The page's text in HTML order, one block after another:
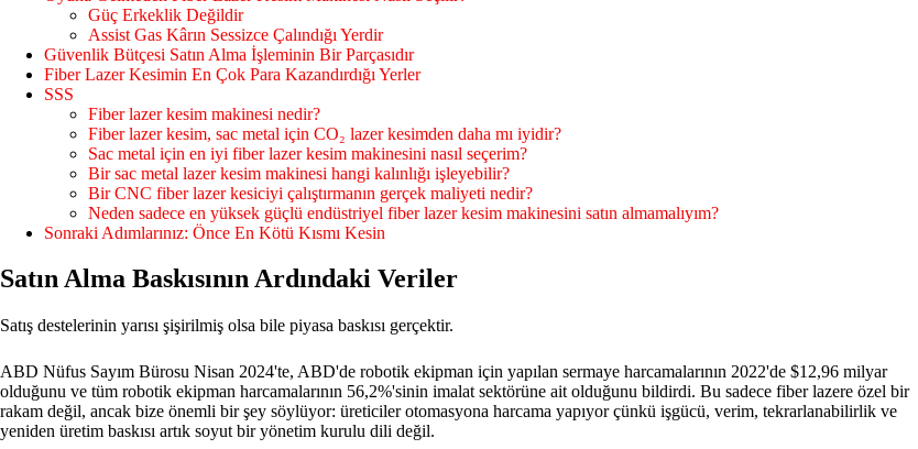
Güç Erkeklik Değildir
Assist Gas Kârın Sessizce Çalındığı Yerdir
Güvenlik Bütçesi Satın Alma İşleminin Bir Parçasıdır
Fiber Lazer Kesimin En Çok Para Kazandırdığı Yerler
SSS
Fiber lazer kesim makinesi nedir?
Fiber lazer kesim, sac metal için CO₂ lazer kesimden daha mı iyidir?
Sac metal için en iyi fiber lazer kesim makinesini nasıl seçerim?
Bir sac metal lazer kesim makinesi hangi kalınlığı işleyebilir?
Bir CNC fiber lazer kesiciyi çalıştırmanın gerçek maliyeti nedir?
Neden sadece en yüksek güçlü endüstriyel fiber lazer kesim makinesini satın almamalıyım?
Sonraki Adımlarınız: Önce En Kötü Kısmı Kesin
Satın Alma Baskısının Ardındaki Veriler
Satış destelerinin yarısı şişirilmiş olsa bile piyasa baskısı gerçektir.
ABD Nüfus Sayım Bürosu Nisan 2024'te, ABD'de robotik ekipman için yapılan sermaye harcamalarının 2022'de $12,96 milyar
olduğunu ve tüm robotik ekipman harcamalarının 56,2%'sinin imalat sektörüne ait olduğunu bildirdi. Bu sadece fiber lazere özel bir
rakam değil, ancak bize önemli bir şey söylüyor: üreticiler otomasyona harcama yapıyor çünkü işgücü, verim, tekrarlanabilirlik ve
yeniden üretim baskısı artık soyut bir yönetim kurulu dili değil.